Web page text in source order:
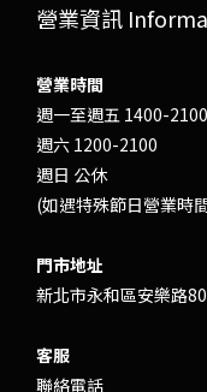
營業資訊
營業時間
週一至週五 1400-2100
週六 1200-2100
週日 公休
(如遇特殊節日營業時
門市地址
新北市永和區安樂路
客服
聯絡電話